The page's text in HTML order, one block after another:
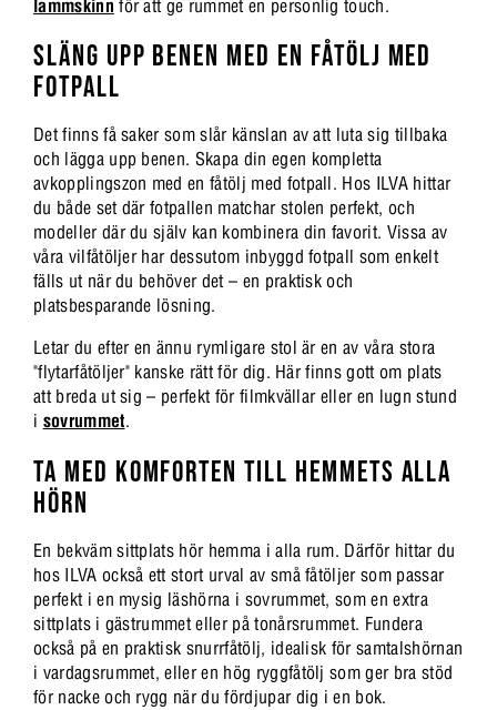
lammskinn för att ge rummet en personlig touch.
SLÄNG UPP BENEN MED EN FÅTÖLJ MED
FOTPALL
Det finns få saker som slår känslan av att luta sig tillbaka
och lägga upp benen. Skapa din egen kompletta
avkopplingszon med en fåtölj med fotpall. Hos ILVA hittar
du både set där fotpallen matchar stolen perfekt, och
modeller där du själv kan kombinera din favorit. Vissa av
våra vilfåtöljer har dessutom inbyggd fotpall som enkelt
fälls ut när du behöver det – en praktisk och
platsbesparande lösning.
Letar du efter en ännu rymligare stol är en av våra stora
"flytarfåtöljer" kanske rätt för dig. Här finns gott om plats
att breda ut sig – perfekt för filmkvällar eller en lugn stund
i sovrummet.
TA MED KOMFORTEN TILL HEMMETS ALLA
HÖRN
En bekväm sittplats hör hemma i alla rum. Därför hittar du
hos ILVA också ett stort urval av små fåtöljer som passar
perfekt i en mysig läshörna i sovrummet, som en extra
sittplats i gästrummet eller på tonårsrummet. Fundera
också på en praktisk snurrfåtölj, idealisk för samtalshörnan
i vardagsrummet, eller en hög ryggfåtölj som ger bra stöd
för nacke och rygg när du fördjupar dig i en bok.